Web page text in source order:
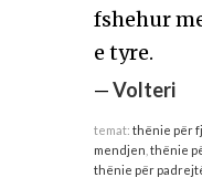
fshehur
e tyre.
—Volteri
temat: thënie për
mendjen thënie
thënie për